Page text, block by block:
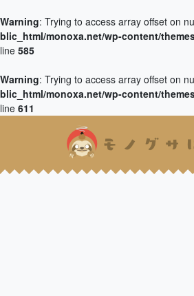
Warning: Trying to access array offset on
blic_html/monoxa.net/wp-content/
line 585
Warning: Trying to access array offset on
blic_html/monoxa.net/wp-content/
line 611